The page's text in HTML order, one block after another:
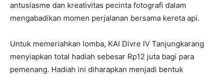
antusiasme dan kreativitas pecinta fotografi dalam
mengabadikan momen perjalanan bersama kereta api.
Untuk memeriahkan lomba, KAI Divre IV Tanjungkarang
menyiapkan total hadiah sebesar Rp12 juta bagi para
pemenang. Hadiah ini diharapkan menjadi bentuk